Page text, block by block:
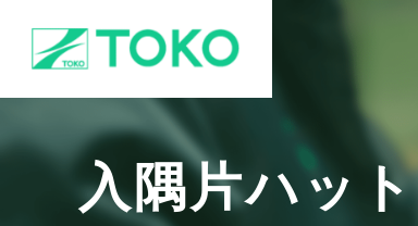
入隅片ハット